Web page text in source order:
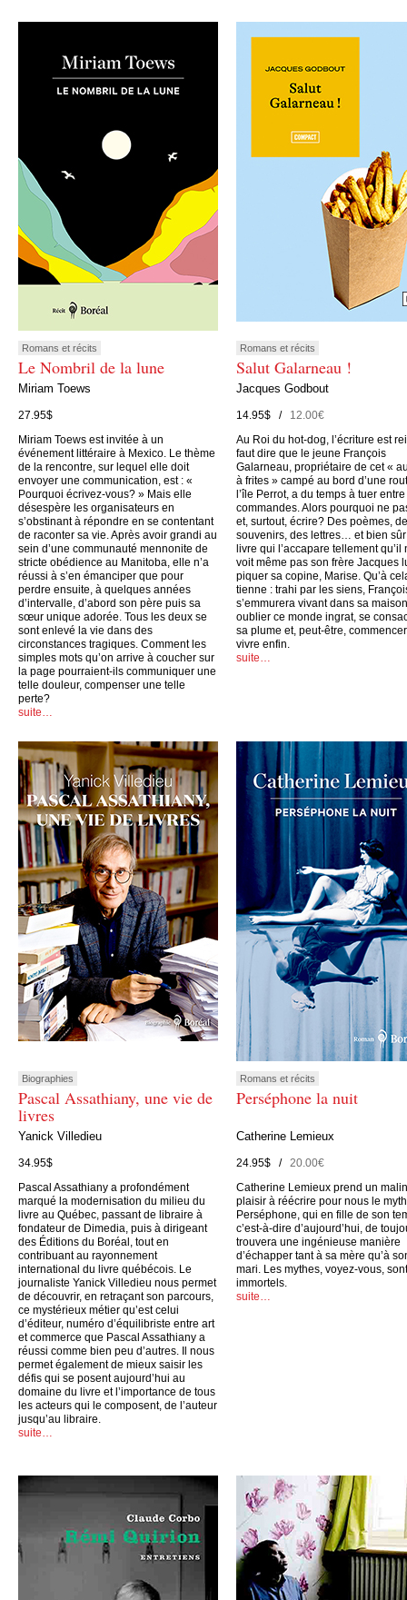
Romans et récits
Le Nombril de la lune
Miriam Toews
27.95$
Miriam Toews est invitée à un
événement littéraire à Mexico. Le thème
de la rencontre, sur lequel elle doit
envoyer une communication, est : «
Pourquoi écrivez-vous? » Mais elle
désespère les organisateurs en
s’obstinant à répondre en se contentant
de raconter sa vie. Après avoir grandi au
sein d’une communauté mennonite de
stricte obédience au Manitoba, elle n’a
réussi à s’en émanciper que pour
perdre ensuite, à quelques années
d’intervalle, d’abord son père puis sa
sœur unique adorée. Tous les deux se
sont enlevé la vie dans des
circonstances tragiques. Comment les
simples mots qu’on arrive à coucher sur
la page pourraient-ils communiquer une
telle douleur, compenser une telle
perte?
suite…
Romans et récits
Salut Galarneau !
Jacques Godbout
14.95$ /12.00€
Au Roi du hot-dog, l’écriture est
faut dire que le jeune François
Galarneau, propriétaire de cet «
à frites » campé au bord d’une
l’île Perrot, a du temps à tuer
commandes. Alors pourquoi ne
et, surtout, écrire? Des poèmes,
souvenirs, des lettres… et bien
livre qui l’accapare tellement qu’il
voit même pas son frère Jacques
piquer sa copine, Marise. Qu’à
tienne : trahi par les siens,
s’emmurera vivant dans sa
oublier ce monde ingrat, se
sa plume et, peut-être,
vivre enfin.
suite…
Biographies
Pascal Assathiany, une vie de
livres
Yanick Villedieu
34.95$
Pascal Assathiany a profondément
marqué la modernisation du milieu du
livre au Québec, passant de libraire à
fondateur de Dimedia, puis à dirigeant
des Éditions du Boréal, tout en
contribuant au rayonnement
international du livre québécois. Le
journaliste Yanick Villedieu nous permet
de découvrir, en retraçant son parcours,
ce mystérieux métier qu’est celui
d’éditeur, numéro d’équilibriste entre art
et commerce que Pascal Assathiany a
réussi comme bien peu d’autres. Il nous
permet également de mieux saisir les
défis qui se posent aujourd’hui au
domaine du livre et l’importance de tous
les acteurs qui le composent, de l’auteur
jusqu’au libraire.
suite…
Romans et récits
Perséphone la nuit
Catherine Lemieux
24.95$ /20.00€
Catherine Lemieux prend un malin
plaisir à réécrire pour nous le
Perséphone, qui en fille de son
c’est-à-dire d’aujourd’hui, de
trouvera une ingénieuse manière
d’échapper tant à sa mère qu’à
mari. Les mythes, voyez-vous, sont
immortels.
suite…